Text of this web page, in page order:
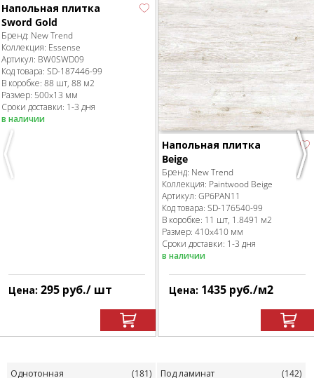
Previous
Напольная плитка
Sword Gold
Бренд: New Trend
Коллекция: Essense
Артикул: BW0SWD09
Код товара: SD-187446-99
В коробке: 88 шт, 88 м2
Размер: 500x13 мм
Сроки доставки: 1-3 дня
в наличии
Цена: 295 руб./ шт
Напольная плитка
Beige
Бренд: New Trend
Коллекция: Paintwood Beige
Артикул: GP6PAN11
Код товара: SD-176540-99
В коробке: 11 шт, 1.8491 м2
Размер: 410x410 мм
Сроки доставки: 1-3 дня
в наличии
Цена: 1435 руб./м2
Однотонная (181) Под ламинат (142)